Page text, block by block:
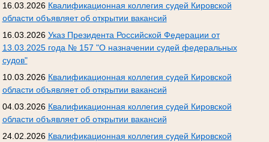
16.03.2026 Квалификационная коллегия судей Кировской
области объявляет об открытии вакансий
16.03.2026 Указ Президента Российской Федерации от
13.03.2025 года № 157 "О назначении судей федеральных
судов"
10.03.2026 Квалификационная коллегия судей Кировской
области объявляет об открытии вакансий
04.03.2026 Квалификационная коллегия судей Кировской
области объявляет об открытии вакансий
24.02.2026 Квалификационная коллегия судей Кировской